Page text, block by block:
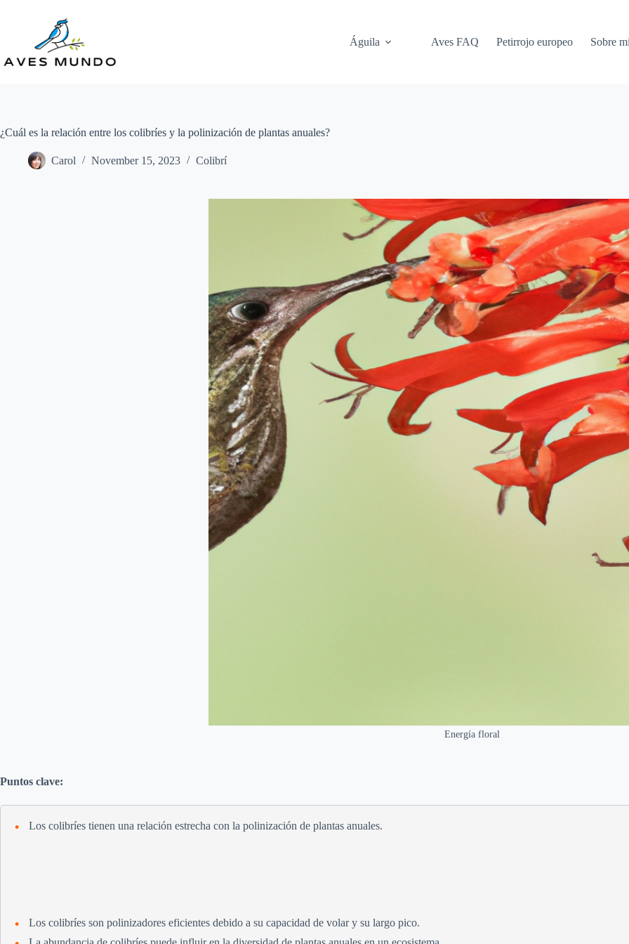
Águila
Aves FAQ Petirrojo europeo Sobre
¿Cuál es la relación entre los colibríes y la polinización de plantas anuales?
Carol November 15, 2023 Colibrí
Energía floral
Puntos clave:
Los colibríes tienen una relación estrecha con la polinización de plantas anuales.
Los colibríes son polinizadores eficientes debido a su capacidad de volar y su largo pico.